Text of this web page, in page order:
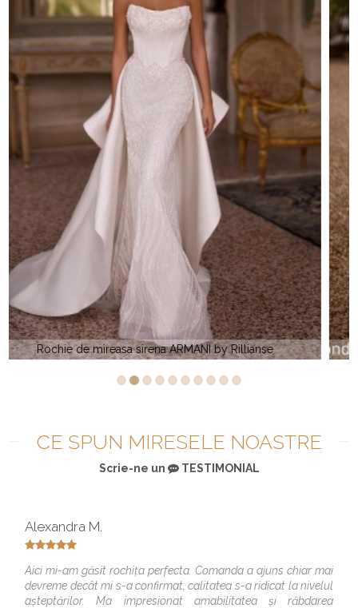
Rochie de mireasa sirena LONDON by Rillianse
CE SPUN MIRESELE NOASTRE
Scrie-ne un TESTIMONIAL
Alexandra M.
Aici mi-am găsit rochița perfecta. Comanda a ajuns chiar mai
devreme decât mi s-a confirmat, calitatea s-a ridicat la nivelul
așteptărilor. Ma impresionat amabilitatea și răbdarea